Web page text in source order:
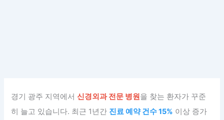
경기 광주 지역에서신경외과 전문 병원을 찾는 환자가 꾸준
히 늘고 있습니다. 최근 1년간 진료 예약 건수 15% 이상 증가